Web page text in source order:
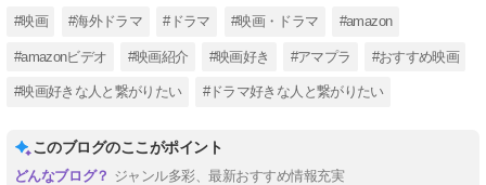
#映画 #海外ドラマ #ドラマ #映画・ドラマ #amazon
#amazonビデオ #映画紹介 #映画好き #アマプラ #おすすめ映画
#映画好きな人と繋がりたい #ドラマ好きな人と繋がりたい
このブログのここがポイント
ジャンル多彩、最新おすすめ情報充実